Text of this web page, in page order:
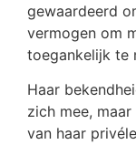
gewaardeerd
vermogen om
toegankelijk te
Haar
zich mee,
van haar